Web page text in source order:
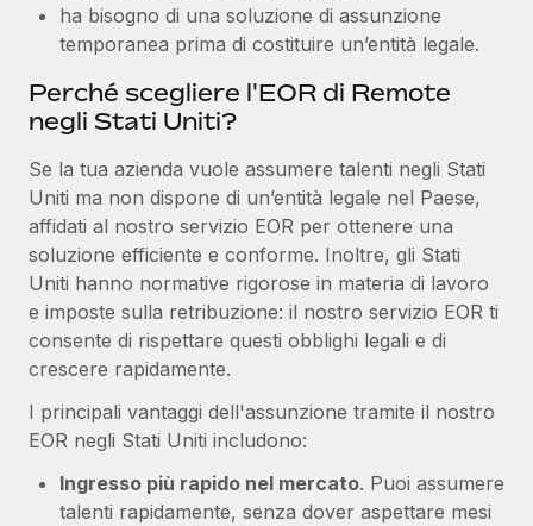
ha bisogno di una soluzione di assunzione
temporanea prima di costituire un’entità legale.
Perché scegliere l'EOR di Remote
negli Stati Uniti?
Se la tua azienda vuole assumere talenti negli Stati
Uniti ma non dispone di un’entità legale nel Paese,
affidati al nostro servizio EOR per ottenere una
soluzione efficiente e conforme. Inoltre, gli Stati
Uniti hanno normative rigorose in materia di lavoro
e imposte sulla retribuzione: il nostro servizio EOR ti
consente di rispettare questi obblighi legali e di
crescere rapidamente.
I principali vantaggi dell'assunzione tramite il nostro
EOR negli Stati Uniti includono:
Ingresso più rapido nel mercato. Puoi assumere
talenti rapidamente, senza dover aspettare mesi